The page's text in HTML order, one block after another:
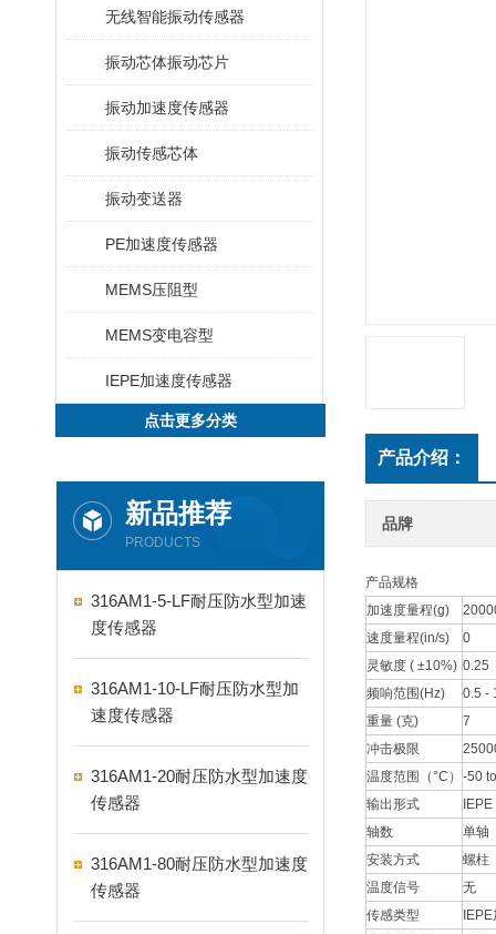
无线智能振动传感器
振动芯体振动芯片
振动加速度传感器
振动传感芯体
振动变送器
PE加速度传感器
MEMS压阻型
MEMS变电容型
IEPE加速度传感器
点击更多分类
新品推荐
PRODUCTS
316AM1-5-LF耐压防水型加速
度传感器
316AM1-10-LF耐压防水型加
速度传感器
316AM1-20耐压防水型加速度
传感器
316AM1-80耐压防水型加速度
传感器
产品介绍：
品牌
产品规格
加速度量程(g)
速度量程(in/s)
0
灵敏度 ( ±10%) 0.25
频响范围(Hz)
0.5 -
重量 (克)
7
冲击极限
温度范围（°C） -50
输出形式
IEPE
轴数
单轴
安装方式
螺柱
温度信号
无
传感类型